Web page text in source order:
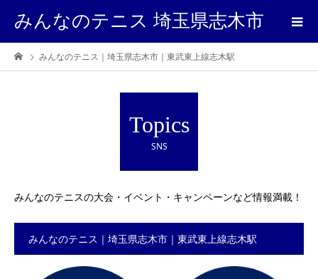
みんなのテニス 埼玉県志木市
みんなのテニス｜埼玉県志木市｜東武東上線志木駅
Topics
SNS
みんなのテニスの大会・イベント・キャンペーンなど情報満載！
みんなのテニス｜埼玉県志木市｜東武東上線志木駅